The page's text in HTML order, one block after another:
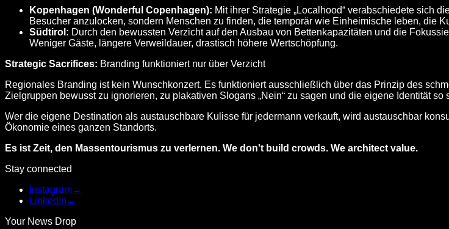
Kopenhagen (Wonderful Copenhagen): Mit ihrer Strategie „Localhood“ verabschiedete sich
Besucher anzulocken, sondern Menschen zu finden, die temporär wie Einheimische leben, die
Südtirol: Durch den bewussten Verzicht auf den Ausbau von Bettenkapazitäten und die
Weniger Gäste, längere Verweildauer, drastisch höhere Wertschöpfung.
Strategic Sacrifices: Branding funktioniert nur über Verzicht
Regionales Branding ist kein Wunschkonzert. Es funktioniert ausschließlich über das Prinzip des
Zielgruppen bewusst zu ignorieren, zu plakativen Slogans „Nein“ zu sagen und die eigene Identität so
Wer die eigene Destination als austauschbare Kulisse für jedermann verkauft, wird austauschbar
Ökonomie eines ganzen Standorts.
Es ist Zeit, den Massentourismus zu verlernen. We don't build crowds. We architect value.
Stay connected
Instagram→
LinkedIn →
Your News Drop